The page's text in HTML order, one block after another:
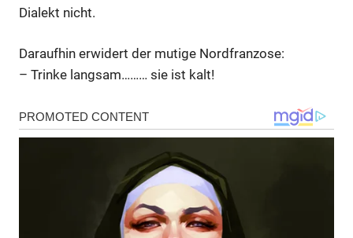
Dialekt nicht.
Daraufhin erwidert der mutige Nordfranzose:
– Trinke langsam……… sie ist kalt!